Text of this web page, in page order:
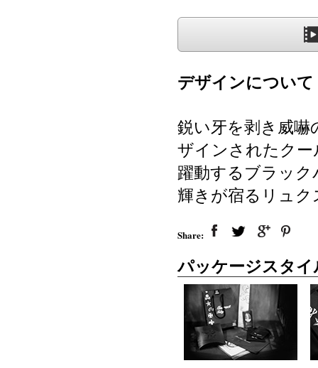
デザインについて
鋭い牙を剥き威
ザインされたク
躍動するブラッ
輝きが宿るリュ
Share:
パッケージスタ